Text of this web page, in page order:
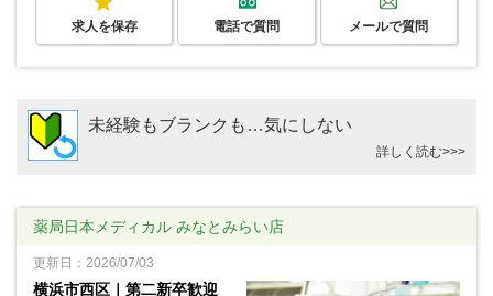
求人を保存 電話で質問 メールで質問
未経験もブランクも…気にしない
詳しく読む>>>
薬局日本メディカル みなとみらい店
更新日：2026/07/03
横浜市西区｜第二新卒歓迎